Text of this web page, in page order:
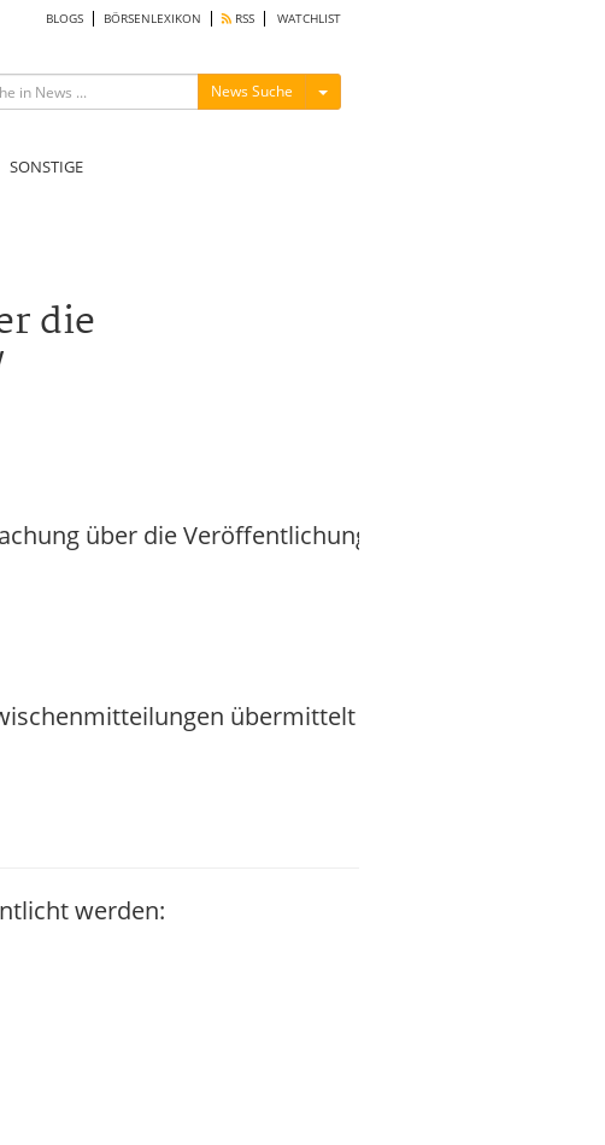
BLOGS BÖRSENLEXIKON RSS WATCHLIST
News Suche Menü ein-/ausblenden
SONSTIGE
die
über die Veröffentlichung von
übermittelt durch
werden: